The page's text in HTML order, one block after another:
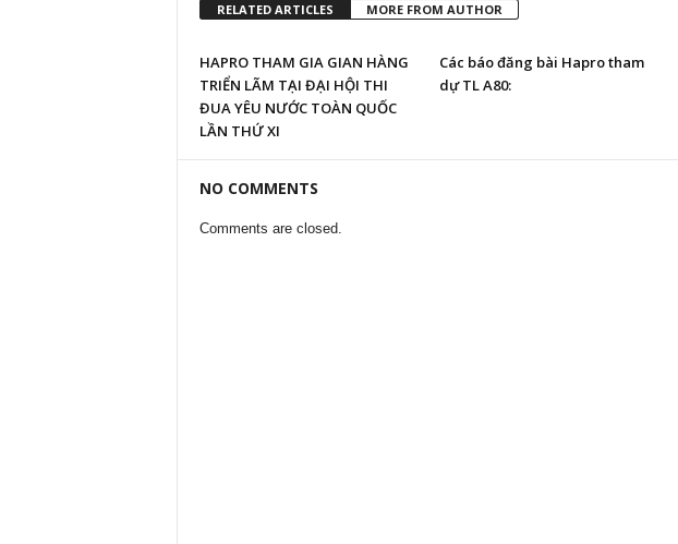
RELATED ARTICLES MORE FROM AUTHOR
HAPRO THAM GIA GIAN HÀNG
TRIỂN LÃM TẠI ĐẠI HỘI THI
ĐUA YÊU NƯỚC TOÀN QUỐC
LẦN THỨ XI
Các báo đăng bài Hapro tham
dự TL A80:
NO COMMENTS
Comments are closed.